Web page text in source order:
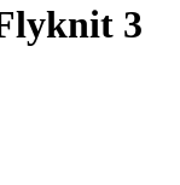
3